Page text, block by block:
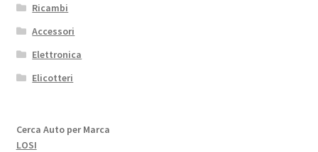
Ricambi
Accessori
Elettronica
Elicotteri
Cerca Auto per Marca
LOSI